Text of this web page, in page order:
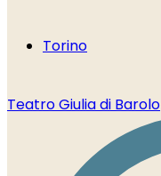
Torino
Teatro Giulia di Barolo